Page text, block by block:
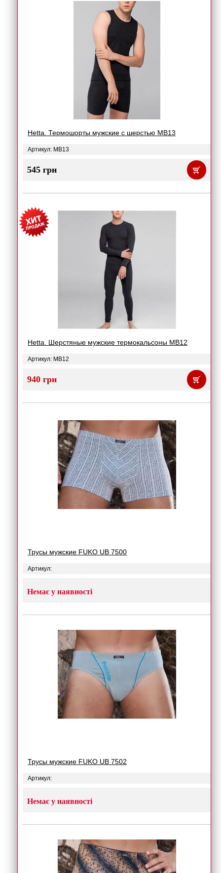
Hetta. Термошорты мужские с шерстью MB13
Артикул: MB13
545 грн
Hetta. Шерстяные мужские термокальсоны MB12
Артикул: MB12
940 грн
Трусы мужские FUKO UB 7500
Артикул:
Немає у наявності
Трусы мужские FUKO UB 7502
Артикул:
Немає у наявності